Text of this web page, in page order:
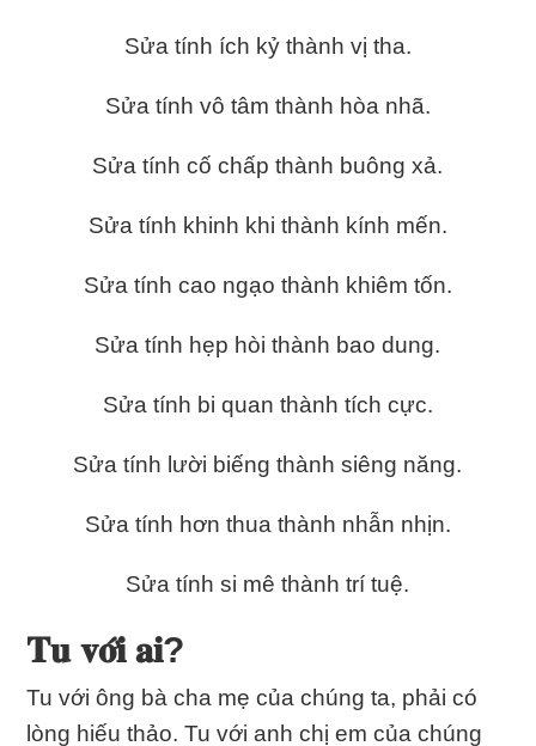
Sửa tính ích kỷ thành vị tha.
Sửa tính vô tâm thành hòa nhã.
Sửa tính cố chấp thành buông xả.
Sửa tính khinh khi thành kính mến.
Sửa tính cao ngạo thành khiêm tốn.
Sửa tính hẹp hòi thành bao dung.
Sửa tính bi quan thành tích cực.
Sửa tính lười biếng thành siêng năng.
Sửa tính hơn thua thành nhẫn nhịn.
Sửa tính si mê thành trí tuệ.
𝐓𝐮 𝐯𝐨̛́𝐢 𝐚𝐢?
Tu với ông bà cha mẹ của chúng ta, phải có
lòng hiếu thảo. Tu với anh chị em của chúng